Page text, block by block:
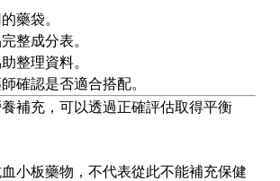
藥袋。
整成分表。
整理資料。
確認是否適合搭配。
補充，可以透過正確評估取得平衡
小板藥物，不代表從此不能補充保健